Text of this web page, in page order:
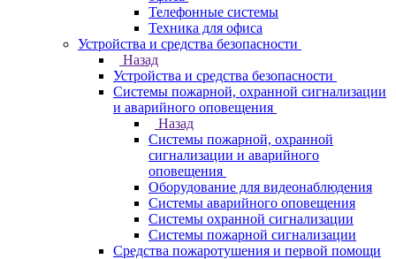
Телефонные системы
Техника для офиса
Устройства и средства безопасности
Назад
Устройства и средства безопасности
Системы пожарной, охранной сигнализации
и аварийного оповещения
Назад
Системы пожарной, охранной
сигнализации и аварийного
оповещения
Оборудование для видеонаблюдения
Системы аварийного оповещения
Системы охранной сигнализации
Системы пожарной сигнализации
Средства пожаротушения и первой помощи